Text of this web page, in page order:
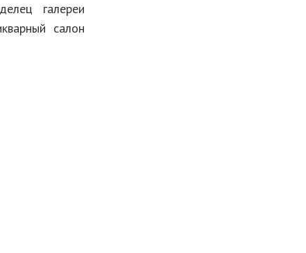
галереи
салон